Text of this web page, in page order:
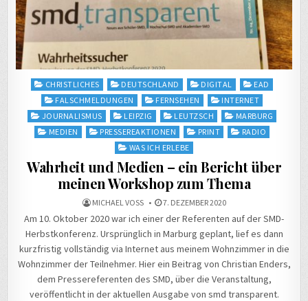
PostedCHRISTLICHES DEUTSCHLAND DIGITAL
EAD
FALSCHMELDUNGEN
FERNSEHEN
INTERNET
JOURNALISMUS
LEIPZIG LEUTZSCH
MARBURG
MEDIEN
PRESSEREAKTIONEN PRINT
RADIO
WAS ICH ERLEBE
Wahrheit und Medien – ein Bericht über
meinen Workshop zum Thema
MICHAEL VOSS 7. DEZEMBER 2020
Am 10. Oktober 2020 war ich einer der Referenten auf der SMD-
Herbstkonferenz. Ursprünglich in Marburg geplant, lief es dann
kurzfristig vollständig via Internet aus meinem Wohnzimmer in die
Wohnzimmer der Teilnehmer. Hier ein Beitrag von Christian Enders,
dem Pressereferenten des SMD, über die Veranstaltung,
veröffentlicht in der aktuellen Ausgabe von smd transparent.